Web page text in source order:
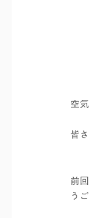
空
皆
前
う